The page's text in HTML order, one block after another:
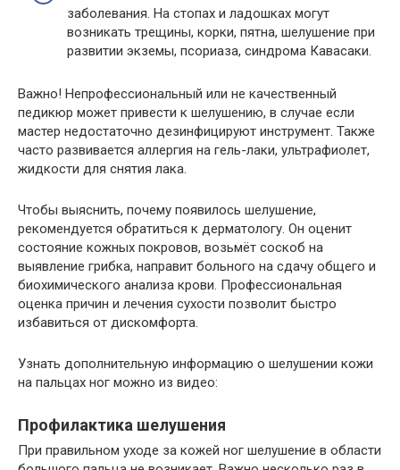
заболевания. На стопах и ладошках могут
возникать трещины, корки, пятна, шелушение при
развитии экземы, псориаза, синдрома Кавасаки.
Важно! Непрофессиональный или не качественный
педикюр может привести к шелушению, в случае если
мастер недостаточно дезинфицируют инструмент. Также
часто развивается аллергия на гель-лаки, ультрафиолет,
жидкости для снятия лака.
Чтобы выяснить, почему появилось шелушение,
рекомендуется обратиться к дерматологу. Он оценит
состояние кожных покровов, возьмёт соскоб на
выявление грибка, направит больного на сдачу общего и
биохимического анализа крови. Профессиональная
оценка причин и лечения сухости позволит быстро
избавиться от дискомфорта.
Узнать дополнительную информацию о шелушении кожи
на пальцах ног можно из видео:
Профилактика шелушения
При правильном уходе за кожей ног шелушение в области